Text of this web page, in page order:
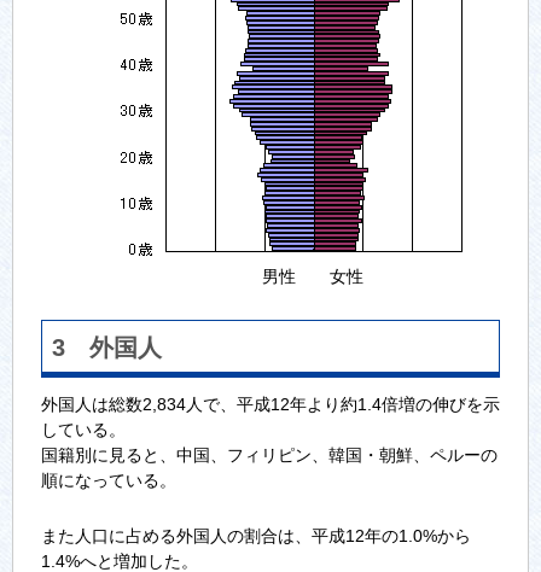
男性 女性
3 外国人
外国人は総数2,834人で、平成12年より約1.4倍増の伸びを示
している。
国籍別に見ると、中国、フィリピン、韓国・朝鮮、ペルーの
順になっている。
また人口に占める外国人の割合は、平成12年の1.0%から
1.4%へと増加した。